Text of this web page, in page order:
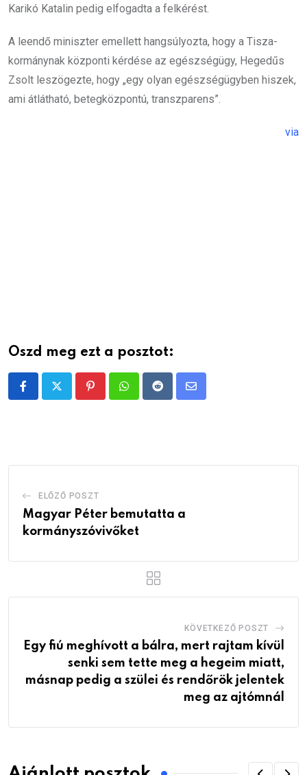
Karikó Katalin pedig elfogadta a felkérést.
A leendő miniszter emellett hangsúlyozta, hogy a Tisza-
kormánynak központi kérdése az egészségügy, Hegedűs
Zsolt leszögezte, hogy „egy olyan egészségügyben hiszek,
ami átlátható, betegközpontú, transzparens”.
via
Oszd meg ezt a posztot:
PinterestWhatsappRedditShare
ELŐZŐ POSZT
Magyar Péter bemutatta a
kormányszóvivőket
KÖVETKEZŐ POSZT
Egy fiú meghívott a bálra, mert rajtam kívül
senki sem tette meg a hegeim miatt,
másnap pedig a szülei és rendőrök jelentek
meg az ajtómnál